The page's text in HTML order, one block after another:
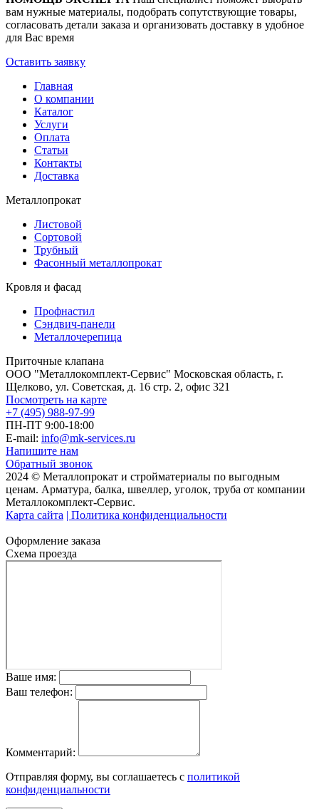
вам нужные материалы, подобрать сопутствующие товары,
согласовать детали заказа и организовать доставку в удобное
для Вас время
Оставить заявку
Главная
О компании
Каталог
Услуги
Оплата
Статьи
Контакты
Доставка
Металлопрокат
Листовой
Сортовой
Трубный
Фасонный металлопрокат
Кровля и фасад
Профнастил
Сэндвич-панели
Металлочерепица
Приточные клапана
ООО "Металлокомплект-Сервис" Московская область, г.
Щелково, ул. Советская, д. 16 стр. 2, офис 321
Посмотреть на карте
+7 (495) 988-97-99
ПН-ПТ 9:00-18:00
E-mail: info@mk-services.ru
Напишите нам
Обратный звонок
2024 © Металлопрокат и стройматериалы по выгодным
ценам. Арматура, балка, швеллер, уголок, труба от компании
Металлокомплект-Сервис.
Карта сайта | Политика конфиденциальности
Оформление заказа
Схема проезда
Ваше имя:
Ваш телефон:
Комментарий:
Отправляя форму, вы соглашаетесь с политикой
конфиденциальности